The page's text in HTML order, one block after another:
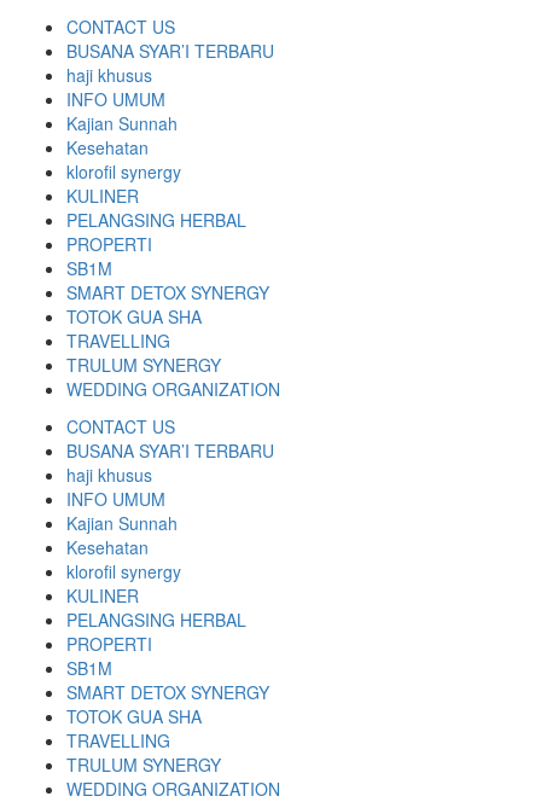
CONTACT US
BUSANA SYAR’I TERBARU
haji khusus
INFO UMUM
Kajian Sunnah
Kesehatan
klorofil synergy
KULINER
PELANGSING HERBAL
PROPERTI
SB1M
SMART DETOX SYNERGY
TOTOK GUA SHA
TRAVELLING
TRULUM SYNERGY
WEDDING ORGANIZATION
CONTACT US
BUSANA SYAR’I TERBARU
haji khusus
INFO UMUM
Kajian Sunnah
Kesehatan
klorofil synergy
KULINER
PELANGSING HERBAL
PROPERTI
SB1M
SMART DETOX SYNERGY
TOTOK GUA SHA
TRAVELLING
TRULUM SYNERGY
WEDDING ORGANIZATION